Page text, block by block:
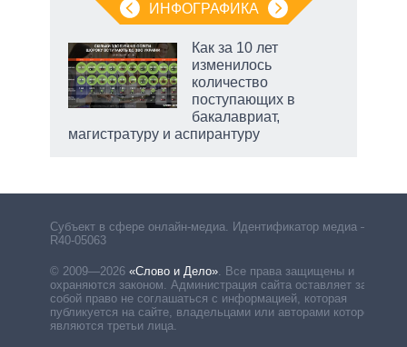
ИНФОГРАФИКА
Как за 10 лет
изменилось
количество
поступающих в
бакалавриат,
магистратуру и аспирантуру
Субъект в сфере онлайн-медиа. Идентификатор медиа –
R40-05063
© 2009—2026 «Слово и Дело». Все права защищены и
охраняются законом. Администрация сайта оставляет за
собой право не соглашаться с информацией, которая
публикуется на сайте, владельцами или авторами которой
являются третьи лица.